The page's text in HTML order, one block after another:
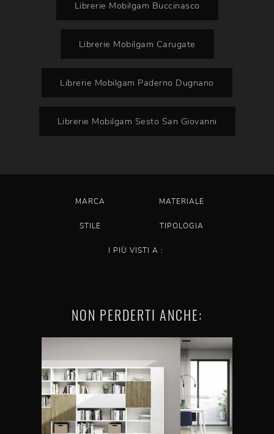
Librerie Mobilgam Buccinasco
Librerie Mobilgam Carugate
Librerie Mobilgam Paderno Dugnano
Librerie Mobilgam Sesto San Giovanni
MARCA MATERIALE
STILE TIPOLOGIA
I PIÙ VISTI A :
NON PERDERTI ANCHE: